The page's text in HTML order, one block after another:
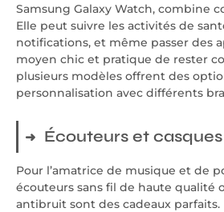
Samsung Galaxy Watch, combine
Elle peut suivre les activités de
notifications, et même passer des
moyen chic et pratique de rester
plusieurs modèles offrent des
personnalisation avec différents
Écouteurs et
Pour l’amatrice de musique et de
écouteurs sans fil de haute qualité
antibruit sont des cadeaux parfaits.